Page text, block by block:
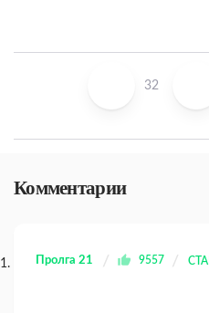
32
Комментарии
Пролга 21 9557